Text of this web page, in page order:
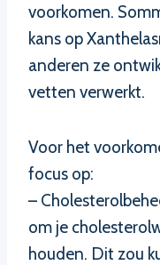
voorkomen.
kans op
anderen ze
vetten verwerkt.
Voor het
focus op:
–
om je
houden. Dit zou